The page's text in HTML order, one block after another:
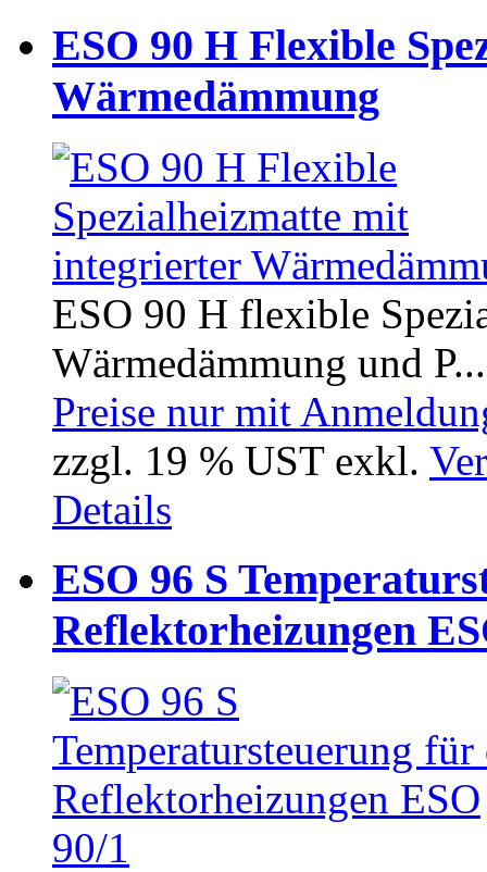
ESO 90 H Flexible
Wärmedämmung
ESO 90 H flexible
Wärmedämmung und P...
Preise nur mit
zzgl. 19 % UST exkl.
Details
ESO 96 S
Reflektorheizungen